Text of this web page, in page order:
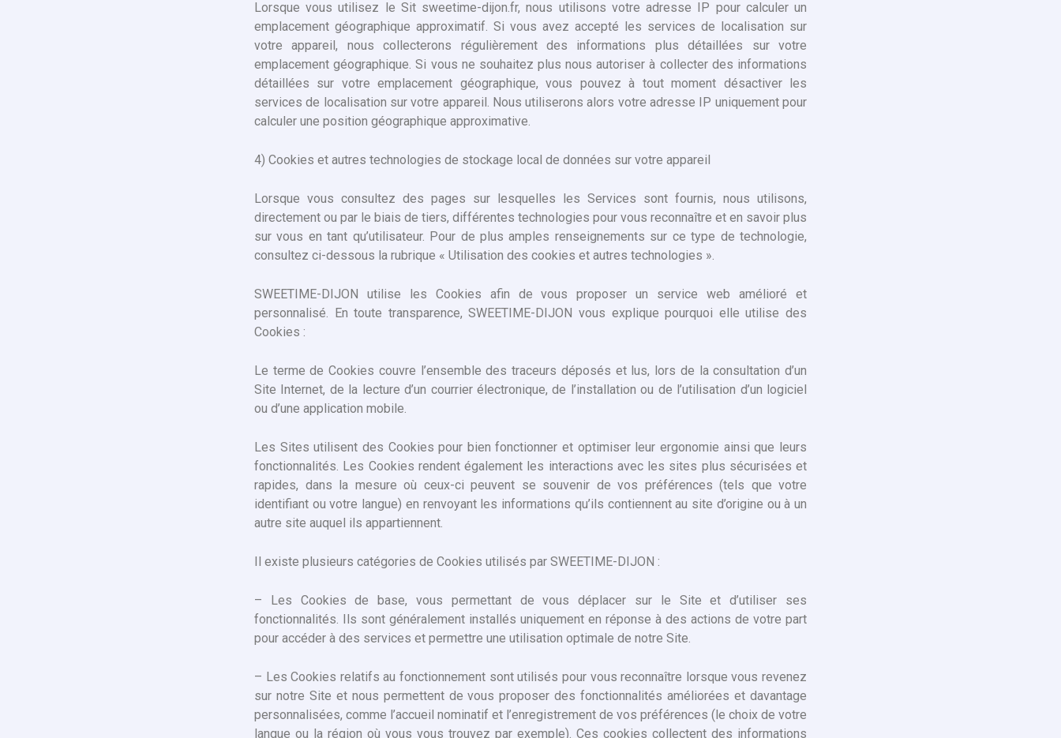
Lorsque vous utilisez le Sit sweetime-dijon.fr, nous utilisons votre adresse IP pour calculer un
emplacement géographique approximatif. Si vous avez accepté les services de localisation sur
votre appareil, nous collecterons régulièrement des informations plus détaillées sur votre
emplacement géographique. Si vous ne souhaitez plus nous autoriser à collecter des informations
détaillées sur votre emplacement géographique, vous pouvez à tout moment désactiver les
services de localisation sur votre appareil. Nous utiliserons alors votre adresse IP uniquement pour
calculer une position géographique approximative.
4) Cookies et autres technologies de stockage local de données sur votre appareil
Lorsque vous consultez des pages sur lesquelles les Services sont fournis, nous utilisons,
directement ou par le biais de tiers, différentes technologies pour vous reconnaître et en savoir plus
sur vous en tant qu’utilisateur. Pour de plus amples renseignements sur ce type de technologie,
consultez ci-dessous la rubrique « Utilisation des cookies et autres technologies ».
SWEETIME-DIJON utilise les Cookies afin de vous proposer un service web amélioré et
personnalisé. En toute transparence, SWEETIME-DIJON vous explique pourquoi elle utilise des
Cookies :
Le terme de Cookies couvre l’ensemble des traceurs déposés et lus, lors de la consultation d’un
Site Internet, de la lecture d’un courrier électronique, de l’installation ou de l’utilisation d’un logiciel
ou d’une application mobile.
Les Sites utilisent des Cookies pour bien fonctionner et optimiser leur ergonomie ainsi que leurs
fonctionnalités. Les Cookies rendent également les interactions avec les sites plus sécurisées et
rapides, dans la mesure où ceux-ci peuvent se souvenir de vos préférences (tels que votre
identifiant ou votre langue) en renvoyant les informations qu’ils contiennent au site d’origine ou à un
autre site auquel ils appartiennent.
Il existe plusieurs catégories de Cookies utilisés par SWEETIME-DIJON :
– Les Cookies de base, vous permettant de vous déplacer sur le Site et d’utiliser ses
fonctionnalités. Ils sont généralement installés uniquement en réponse à des actions de votre part
pour accéder à des services et permettre une utilisation optimale de notre Site.
– Les Cookies relatifs au fonctionnement sont utilisés pour vous reconnaître lorsque vous revenez
sur notre Site et nous permettent de vous proposer des fonctionnalités améliorées et davantage
personnalisées, comme l’accueil nominatif et l’enregistrement de vos préférences (le choix de votre
langue ou la région où vous vous trouvez par exemple). Ces cookies collectent des informations